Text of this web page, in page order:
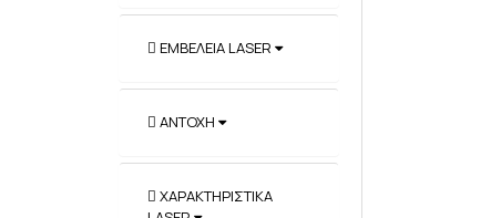
ΕΜΒΈΛΕΙΑ LASER
ΑΝΤΟΧΉ
ΧΑΡΑΚΤΗΡΙΣΤΙΚΆ